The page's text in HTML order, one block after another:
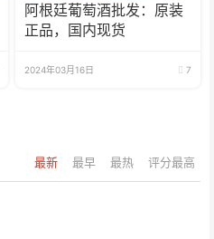
阿根廷葡萄酒批发：原装
正品，国内现货
2024年03月16日 7
最新 最早 最热 评分最高